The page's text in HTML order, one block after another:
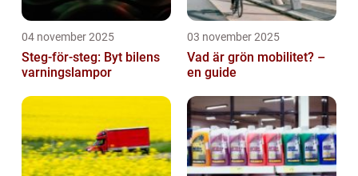
04 november 2025
Steg-för-steg: Byt bilens
varningslampor
03 november 2025
Vad är grön mobilitet? –
en guide